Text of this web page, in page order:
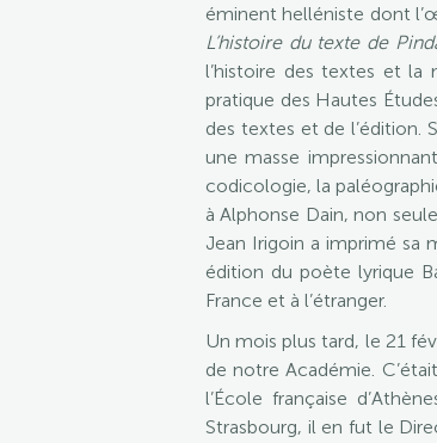
éminent helléniste dont
L’histoire du texte de
l’histoire des textes et la
pratique des Hautes
des textes et de l’édition.
une masse
codicologie, la
à Alphonse Dain, non
Jean Irigoin a imprimé sa
édition du poète lyrique
France et à l’étranger.
Un mois plus tard, le 21
de notre Académie.
l’École française
Strasbourg, il en fut le